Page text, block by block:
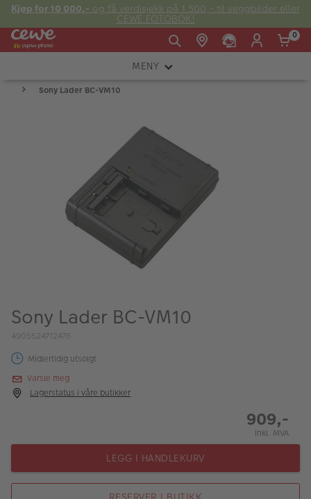
Kjøp for 10 000,- og få verdisjekk på 1 500,- til veggbilder eller
CEWE FOTOBOK!
kundeservice@japanphoto.no
0
MENY
KAMERA
INSTANTFOTO
ALBUM
Merker
Fotokurs
Sony Lader BC-VM10
Sony Lader BC-VM10
4905524712476
Midlertidig utsolgt
Varsle meg
Lagerstatus i våre butikker
909,-
Inkl. MVA
LEGG I HANDLEKURV